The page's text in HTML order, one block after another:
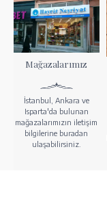
Mağazalarımız
İstanbul, Ankara ve
Isparta'da bulunan
mağazalarımızın iletişim
bilgilerine buradan
ulaşabilirsiniz.